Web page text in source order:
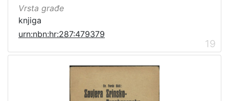
Vrsta građe
knjiga
urn:nbn:hr:287:479379
19